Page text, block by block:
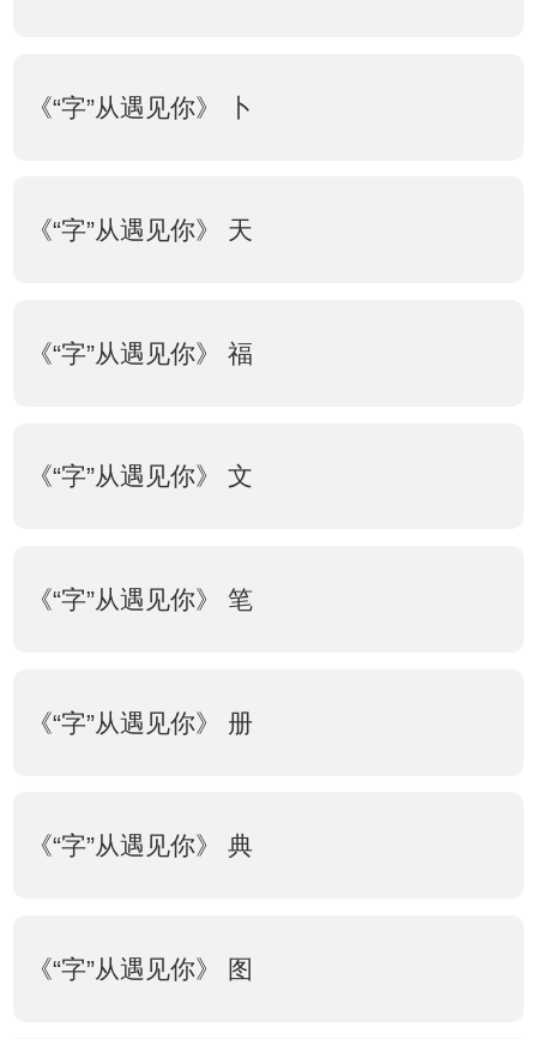
《“字”从遇见你》 卜
《“字”从遇见你》 天
《“字”从遇见你》 福
《“字”从遇见你》 文
《“字”从遇见你》 笔
《“字”从遇见你》 册
《“字”从遇见你》 典
《“字”从遇见你》 图